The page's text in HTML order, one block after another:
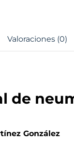
Valoraciones (0)
de
González